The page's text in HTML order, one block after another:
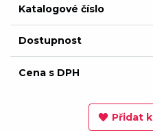
Katalogové číslo
Dostupnost
Cena s DPH
Přidat